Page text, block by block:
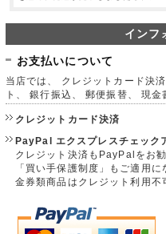
インフ
お支払いについて
当店では、 クレジットカード決
ト、 銀行振込、 郵便振替、 現金
クレジットカード決済
PayPal エクスプレスチェック
クレジット決済もPayPalをお勧
「買い手保護制度」もご適用に
金券類商品はクレジット利用不